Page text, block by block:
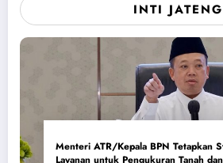
INTI JATENG
Menteri ATR/Kepala BPN Tetapkan
Layanan untuk Pengukuran Tanah